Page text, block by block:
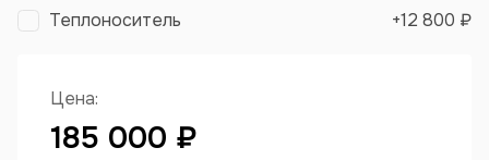
Теплоноситель +12 800 ₽
Цена:
185 000 ₽